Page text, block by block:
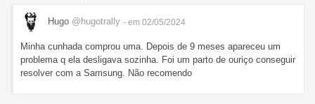
Hugo @hugotrally - em 02/05/2024
Minha cunhada comprou uma. Depois de 9 meses apareceu um
problema q ela desligava sozinha. Foi um parto de ouriço conseguir
resolver com a Samsung. Não recomendo